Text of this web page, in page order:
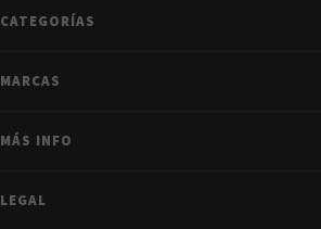
CATEGORÍAS
MARCAS
MÁS INFO
LEGAL